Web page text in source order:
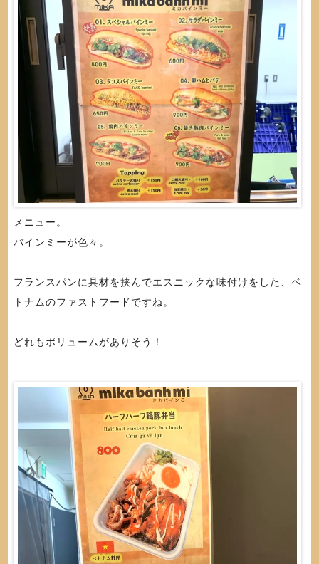
メニュー。
バインミーが色々。
フランスパンに具材を挟んでエスニックな味付けをした、ベ
トナムのファストフードですね。
どれもボリュームがありそう！